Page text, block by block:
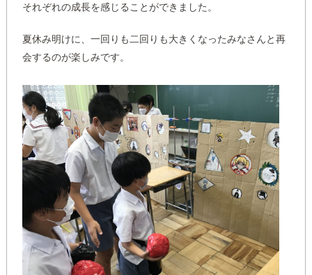
それぞれの成長を感じることができました。
夏休み明けに、一回りも二回りも大きくなったみなさんと再
会するのが楽しみです。